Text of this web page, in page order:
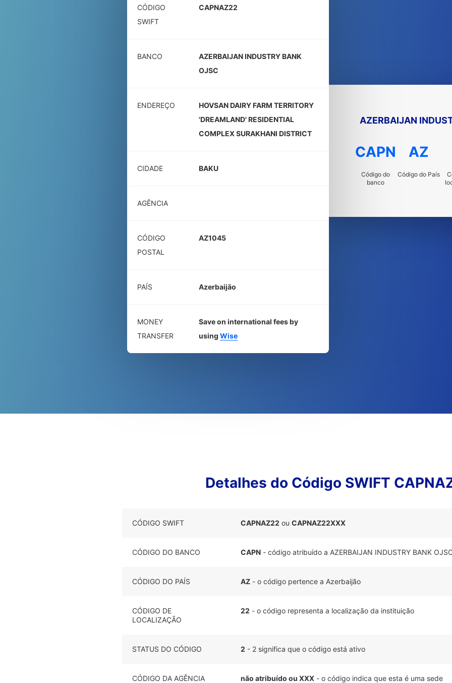
CÓDIGO
SWIFT
CAPNAZ22
BANCO
AZERBAIJAN INDUSTRY BANK
OJSC
ENDEREÇO
HOVSAN DAIRY FARM TERRITORY
'DREAMLAND' RESIDENTIAL
COMPLEX SURAKHANI DISTRICT
CIDADE BAKU
AGÊNCIA
CÓDIGO
POSTAL
AZ1045
PAÍS Azerbaijão
MONEY
TRANSFER
Save on international fees by
using Wise
AZERBAIJAN
CAPN
Código do
banco
AZ
Código do País
Detalhes do Código SWIFT
CÓDIGO SWIFT CAPNAZ22 ou CAPNAZ22XXX
CÓDIGO DO BANCO CAPN - código atribuído a AZERBAIJAN INDUSTRY BANK
CÓDIGO DO PAÍS AZ - o código pertence a Azerbaijão
CÓDIGO DE
LOCALIZAÇÃO
22 - o código representa a localização da instituição
STATUS DO CÓDIGO 2 - 2 significa que o código está ativo
CÓDIGO DA AGÊNCIA não atribuído ou XXX - o código indica que esta é uma sede